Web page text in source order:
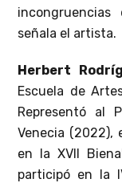
señala el artista.
Herbert
Escuela de
Representó al
Venecia (2022),
en la XVII
participó en la